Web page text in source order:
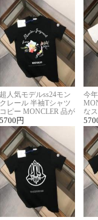
超人気モデルss24モン
クレール 半袖Tシャツ
コピー MONCLER 品が
良く見た目
5700 円
今
な
ル